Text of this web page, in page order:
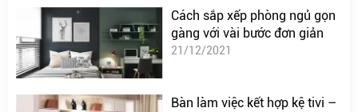
Cách sắp xếp phòng ngủ gọn
gàng với vài bước đơn giản
21/12/2021
Bàn làm việc kết hợp kệ tivi –